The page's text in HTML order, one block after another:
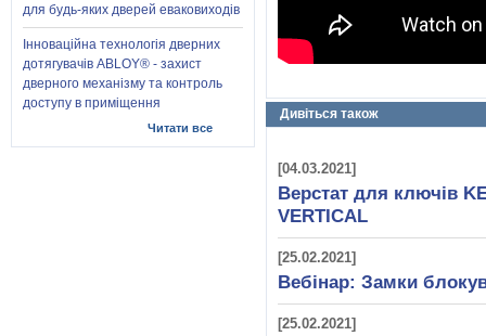
Дивіться також
[04.03.2021]
Верстат для ключів
VERTICAL
[25.02.2021]
Вебінар: Замки
[25.02.2021]
для будь-яких дверей еваковиходів
Інноваційна технологія дверних
дотягувачів ABLOY® - захист
дверного механізму та контроль
доступу в приміщення
Читати все